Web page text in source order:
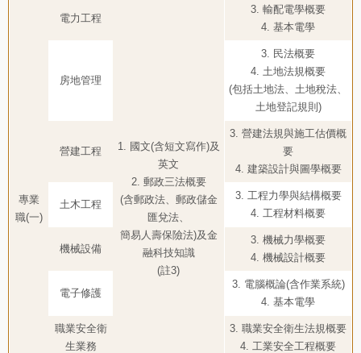
專業
職(一)
1. 國文(含短文寫作)及
英文
2. 郵政三法概要
(含郵政法、郵政儲金
匯兌法、
簡易人壽保險法)及金
融科技知識
(註3)
電力工程
3. 輸配電學概要
4. 基本電學
房地管理
3. 民法概要
4. 土地法規概要
(包括土地法、土地稅法、
土地登記規則)
營建工程
3. 營建法規與施工估價概
要
4. 建築設計與圖學概要
土木工程
3. 工程力學與結構概要
4. 工程材料概要
機械設備
3. 機械力學概要
4. 機械設計概要
電子修護
3. 電腦概論(含作業系統)
4. 基本電學
職業安全衛
生業務
3. 職業安全衛生法規概要
4. 工業安全工程概要